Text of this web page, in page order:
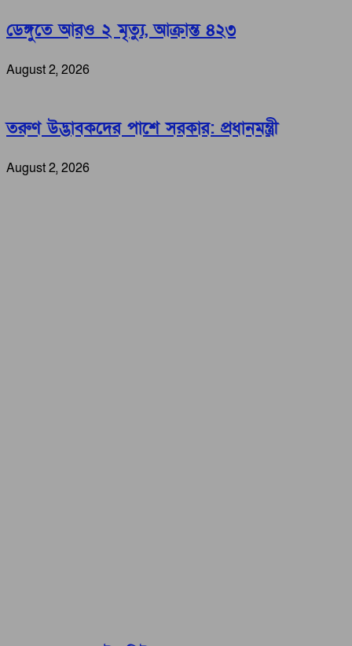
ডেঙ্গুতে আরও ২ মৃত্যু, আক্রান্ত ৪২৩
August 2, 2026
তরুণ উদ্ভাবকদের পাশে সরকার: প্রধানমন্ত্রী
August 2, 2026